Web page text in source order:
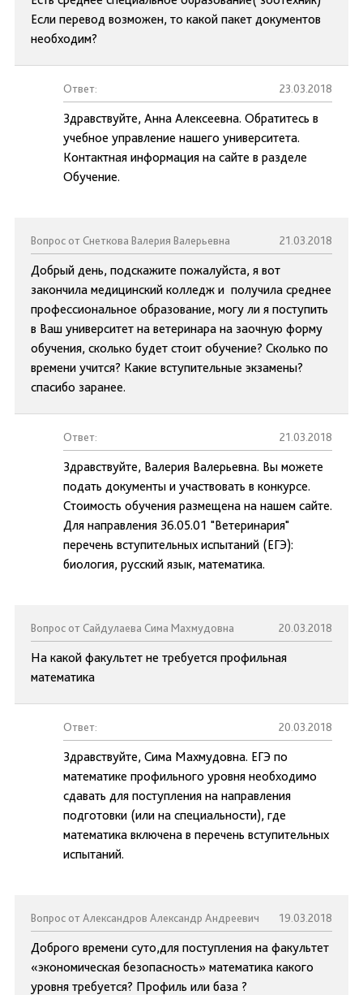
Если перевод возможен, то какой пакет документов
необходим?
Ответ: 23.03.2018
Здравствуйте, Анна Алексеевна. Обратитесь в
учебное управление нашего университета.
Контактная информация на сайте в разделе
Обучение.
Вопрос от Снеткова Валерия Валерьевна 21.03.2018
Добрый день, подскажите пожалуйста, я вот
закончила медицинский колледж и получила среднее
профессиональное образование, могу ли я поступить
в Ваш университет на ветеринара на заочную форму
обучения, сколько будет стоит обучение? Сколько по
времени учится? Какие вступительные экзамены?
спасибо заранее.
Ответ: 21.03.2018
Здравствуйте, Валерия Валерьевна. Вы можете
подать документы и участвовать в конкурсе.
Стоимость обучения размещена на нашем сайте.
Для направления 36.05.01 "Ветеринария"
перечень вступительных испытаний (ЕГЭ):
биология, русский язык, математика.
Вопрос от Сайдулаева Сима Махмудовна 20.03.2018
На какой факультет не требуется профильная
математика
Ответ: 20.03.2018
Здравствуйте, Сима Махмудовна. ЕГЭ по
математике профильного уровня необходимо
сдавать для поступления на направления
подготовки (или на специальности), где
математика включена в перечень вступительных
испытаний.
Вопрос от Александров Александр Андреевич 19.03.2018
Доброго времени суто,для поступления на факультет
«экономическая безопасность» математика какого
уровня требуется? Профиль или база ?